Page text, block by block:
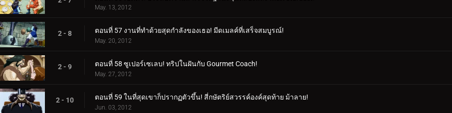
May. 13, 2012
2 - 8 ตอนที่ 57 งานที่ทำด้วยสุดกำลังของเธอ! มีดเมลค์ที่เสร็จสมบูรณ์!
May. 20, 2012
2 - 9 ตอนที่ 58 ซูเปอร์เซเลบ! ทริปในฝันกับ Gourmet Coach!
May. 27, 2012
2 - 10 ตอนที่ 59 ในที่สุดเขาก็ปรากฏตัวขึ้น! สี่กษัตริย์สวรรค์องค์สุดท้าย ม้าลาย!
Jun. 03, 2012